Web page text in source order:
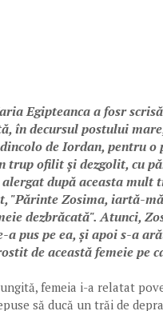
Egipteanca a fosr
în decursul postului
de Iordan, pentru
trup ofilit și dezgolit, cu
după aceasta mult
"Părinte Zosima, iartă-
dezbrăcată". Atunci,
a pus pe ea, și apoi s-a
de această femeie pe
femeia i-a relatat
să ducă un trăi de